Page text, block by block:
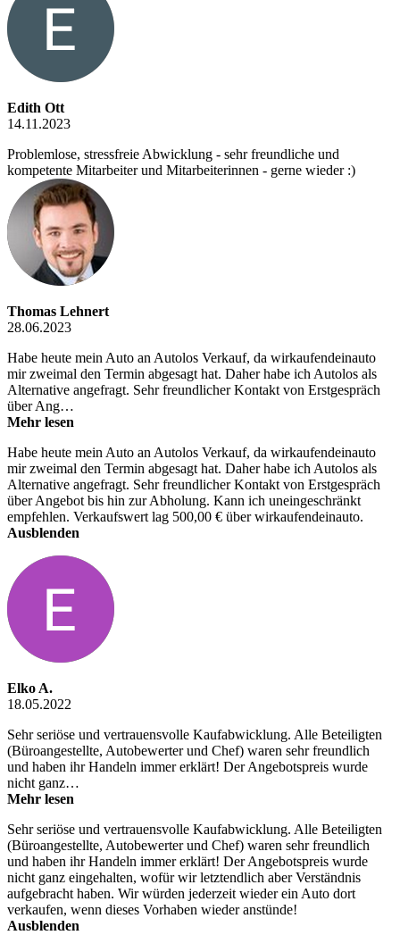
Edith Ott
14.11.2023
Problemlose, stressfreie Abwicklung - sehr freundliche und
kompetente Mitarbeiter und Mitarbeiterinnen - gerne wieder :)
Thomas Lehnert
28.06.2023
Habe heute mein Auto an Autolos Verkauf, da wirkaufendeinauto
mir zweimal den Termin abgesagt hat. Daher habe ich Autolos als
Alternative angefragt. Sehr freundlicher Kontakt von Erstgespräch
über Ang…
Mehr lesen
Habe heute mein Auto an Autolos Verkauf, da wirkaufendeinauto
mir zweimal den Termin abgesagt hat. Daher habe ich Autolos als
Alternative angefragt. Sehr freundlicher Kontakt von Erstgespräch
über Angebot bis hin zur Abholung. Kann ich uneingeschränkt
empfehlen. Verkaufswert lag 500,00 € über wirkaufendeinauto.
Ausblenden
Elko A.
18.05.2022
Sehr seriöse und vertrauensvolle Kaufabwicklung. Alle Beteiligten
(Büroangestellte, Autobewerter und Chef) waren sehr freundlich
und haben ihr Handeln immer erklärt! Der Angebotspreis wurde
nicht ganz…
Mehr lesen
Sehr seriöse und vertrauensvolle Kaufabwicklung. Alle Beteiligten
(Büroangestellte, Autobewerter und Chef) waren sehr freundlich
und haben ihr Handeln immer erklärt! Der Angebotspreis wurde
nicht ganz eingehalten, wofür wir letztendlich aber Verständnis
aufgebracht haben. Wir würden jederzeit wieder ein Auto dort
verkaufen, wenn dieses Vorhaben wieder anstünde!
Ausblenden